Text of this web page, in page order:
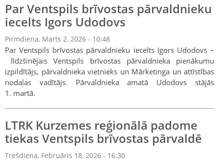
Par Ventspils brīvostas pārvaldnieku
iecelts Igors Udodovs
Pirmdiena, Marts 2, 2026 - 10:48
Par Ventspils brīvostas pārvaldnieku iecelts Igors Udodovs –
līdzšinējais Ventspils brīvostas pārvaldnieka pienākumu
izpildītājs, pārvaldnieka vietnieks un Mārketinga un attīstības
nodaļas vadītājs. Pārvaldnieka amatā Udodovs stājās
1. martā.
LTRK Kurzemes reģionālā padome
tiekas Ventspils brīvostas pārvaldē
Trešdiena, Februāris 18, 2026 - 16:30